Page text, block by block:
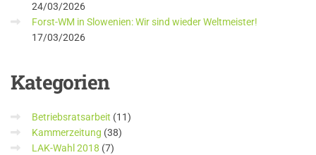
24/03/2026
Forst-WM in Slowenien: Wir sind wieder Weltmeister!
17/03/2026
Kategorien
Betriebsratsarbeit (11)
Kammerzeitung (38)
LAK-Wahl 2018 (7)